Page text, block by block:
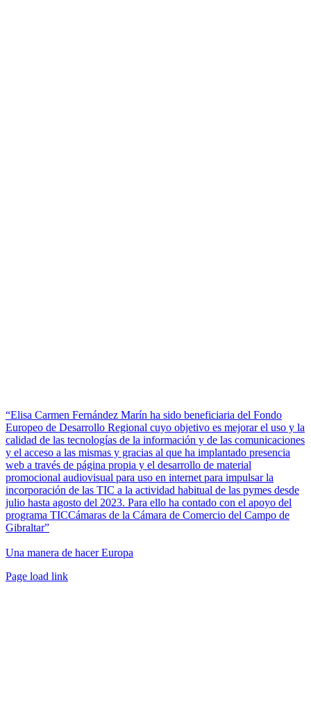
“Elisa Carmen Fernández Marín ha sido beneficiaria del Fondo
Europeo de Desarrollo Regional cuyo objetivo es mejorar el uso y la
calidad de las tecnologías de la información y de las comunicaciones
y el acceso a las mismas y gracias al que ha implantado presencia
web a través de página propia y el desarrollo de material
promocional audiovisual para uso en internet para impulsar la
incorporación de las TIC a la actividad habitual de las pymes desde
julio hasta agosto del 2023. Para ello ha contado con el apoyo del
programa TICCámaras de la Cámara de Comercio del Campo de
Gibraltar”
Una manera de hacer Europa
Facebook
Twitter
Instagram
Pinterest
Page load link